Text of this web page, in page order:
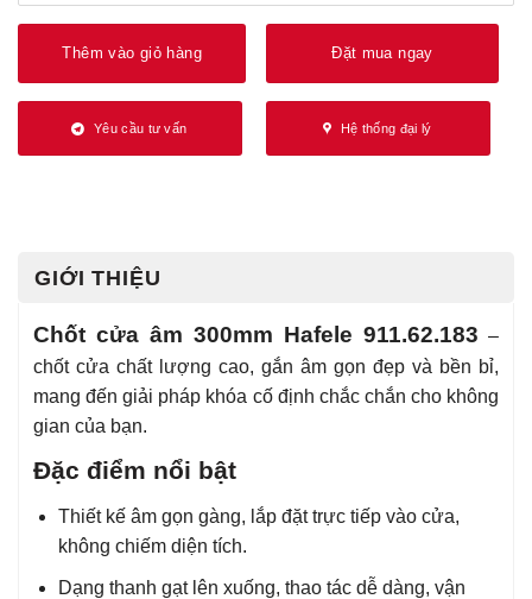
Thêm vào giỏ hàng Đặt mua ngay
Yêu cầu tư vấn Hệ thống đại lý
GIỚI THIỆU
Chốt cửa âm 300mm Hafele 911.62.183 –
chốt cửa chất lượng cao, gắn âm gọn đẹp và bền bỉ,
mang đến giải pháp khóa cố định chắc chắn cho không
gian của bạn.
Đặc điểm nổi bật
Thiết kế âm gọn gàng, lắp đặt trực tiếp vào cửa,
không chiếm diện tích.
Dạng thanh gạt lên xuống, thao tác dễ dàng, vận